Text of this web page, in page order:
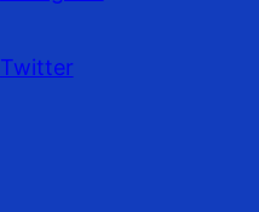
Twitter